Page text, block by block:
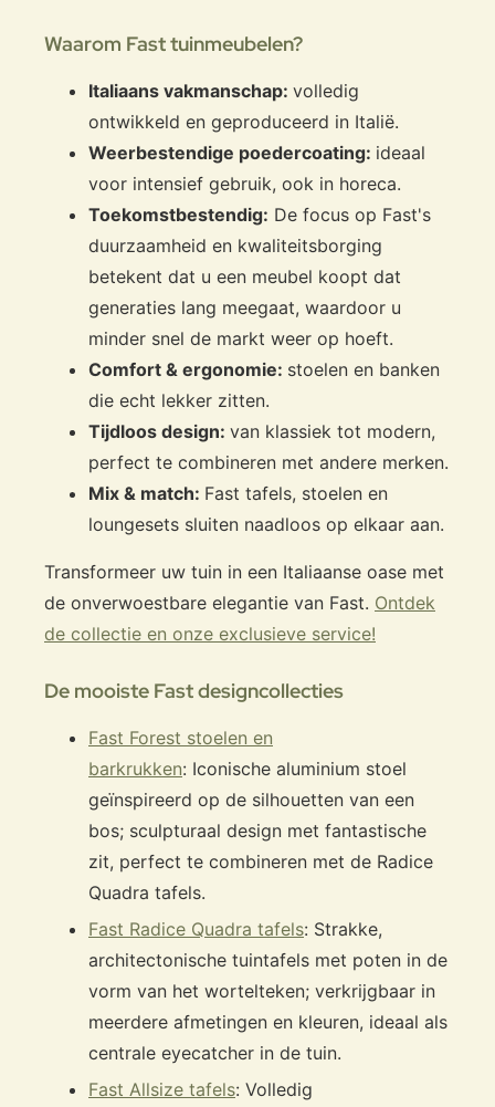
Waarom Fast tuinmeubelen?
Italiaans vakmanschap: volledig
ontwikkeld en geproduceerd in Italië.
Weerbestendige poedercoating: ideaal
voor intensief gebruik, ook in horeca.
Toekomstbestendig: De focus op Fast's
duurzaamheid en kwaliteitsborging
betekent dat u een meubel koopt dat
generaties lang meegaat, waardoor u
minder snel de markt weer op hoeft.
Comfort & ergonomie: stoelen en banken
die echt lekker zitten.
Tijdloos design: van klassiek tot modern,
perfect te combineren met andere merken.
Mix & match: Fast tafels, stoelen en
loungesets sluiten naadloos op elkaar aan.
Transformeer uw tuin in een Italiaanse oase met
de onverwoestbare elegantie van Fast. Ontdek
de collectie en onze exclusieve service!
De mooiste Fast designcollecties
Fast Forest stoelen en
barkrukken: Iconische aluminium stoel
geïnspireerd op de silhouetten van een
bos; sculpturaal design met fantastische
zit, perfect te combineren met de Radice
Quadra tafels.
Fast Radice Quadra tafels: Strakke,
architectonische tuintafels met poten in de
vorm van het wortelteken; verkrijgbaar in
meerdere afmetingen en kleuren, ideaal als
centrale eyecatcher in de tuin.
Fast Allsize tafels: Volledig